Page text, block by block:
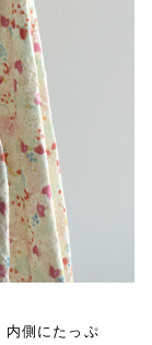
内側にたっぷ